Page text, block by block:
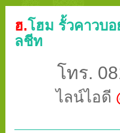
ฮ.โฮม รั้วคาวบ
ลชีท
โทร.
ไลน์ไอดี